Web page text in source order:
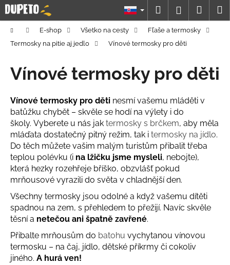
Prejsť
na
obsah
Hľadať
košík
DomovE-shop Všetko na cesty
Fľaše a termosky
Termosky na pitie aj jedlo
Vínové termosky pro děti
Vínové termosky pro děti
Vínové termosky pro děti nesmí vašemu mláděti v
batůžku chybět – skvěle se hodí na výlety i do
školy. Vyberete u nás jak termosky s brčkem, aby měla
mláďata dostatečný pitný režim, tak i termosky na jídlo.
Do těch můžete vašim malým turistům přibalit třeba
teplou polévku (i na lžičku jsme mysleli, nebojte),
která hezky rozehřeje bříško, obzvlášť pokud
mrňousové vyrazili do světa v chladnější den.
Všechny termosky jsou odolné a když vašemu dítěti
spadnou na zem, s přehledem to přežijí. Navíc skvěle
těsní a netečou ani špatně zavřené.
Přibalte mrňousům do batohu vychytanou vínovou
termosku – na čaj, jídlo, dětské příkrmy či cokoliv
jiného. A hurá ven!
K
o
o
p
o
t
r
e
b
u
j
e
t
e
n
á
j